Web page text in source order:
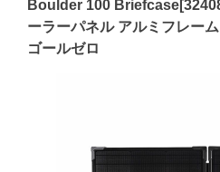
Boulder 100
ーラーパネル アルミフレー
ゴールゼロ